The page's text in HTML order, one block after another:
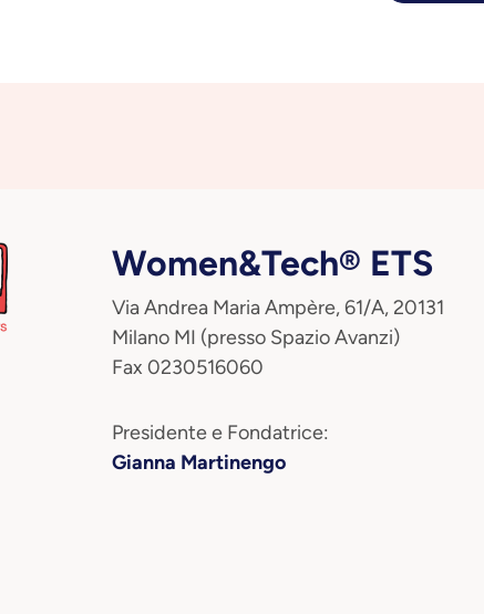
Women&Tech® ETS
Via Andrea Maria Ampère, 61/A, 20131
Milano MI (presso Spazio Avanzi)
Fax 0230516060
Presidente e Fondatrice:
Gianna Martinengo